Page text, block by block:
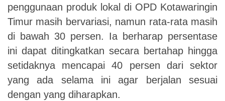
penggunaan produk lokal di OPD Kotawaringin
Timur masih bervariasi, namun rata-rata masih
di bawah 30 persen. Ia berharap persentase
ini dapat ditingkatkan secara bertahap hingga
setidaknya mencapai 40 persen dari sektor
yang ada selama ini agar berjalan sesuai
dengan yang diharapkan.